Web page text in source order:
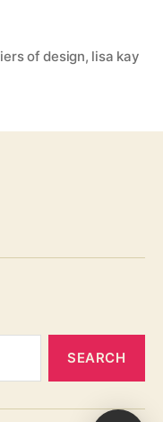
of design, lisa kay